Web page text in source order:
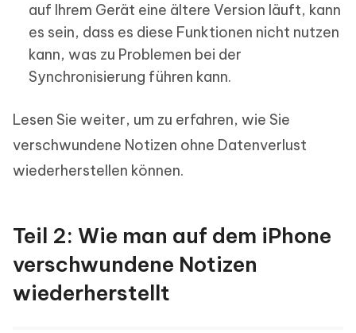
auf Ihrem Gerät eine ältere Version läuft, kann
es sein, dass es diese Funktionen nicht nutzen
kann, was zu Problemen bei der
Synchronisierung führen kann.
Lesen Sie weiter, um zu erfahren, wie Sie
verschwundene Notizen ohne Datenverlust
wiederherstellen können.
Teil 2: Wie man auf dem iPhone
verschwundene Notizen
wiederherstellt